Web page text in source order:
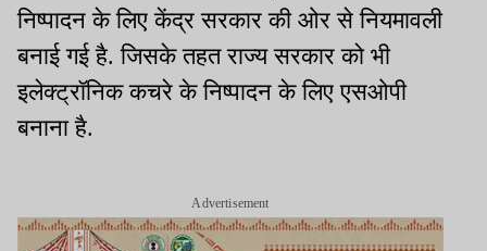
निष्पादन के लिए केंद्र सरकार की ओर से नियमावली
बनाई गई है. जिसके तहत राज्य सरकार को भी
इलेक्ट्रॉनिक कचरे के निष्पादन के लिए एसओपी
बनाना है.
Advertisement